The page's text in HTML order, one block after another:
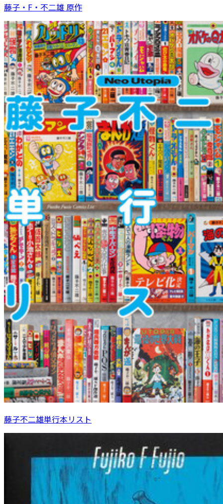
藤子・F・不二雄 原作
藤子不二雄単行本リスト